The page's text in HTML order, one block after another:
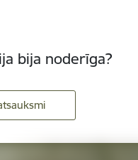
bija noderīga?